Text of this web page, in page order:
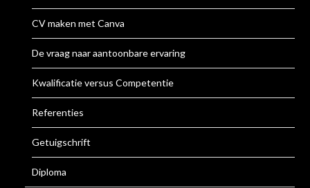
CV maken met Canva
De vraag naar aantoonbare ervaring
Kwalificatie versus Competentie
Referenties
Getuigschrift
Diploma